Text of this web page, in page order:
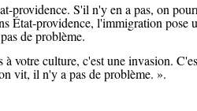
providence. S'il n'y en a pas, on
État-providence, l'immigration
de problème.
à votre culture, c'est une invasion.
vit, il n'y a pas de problème. ».